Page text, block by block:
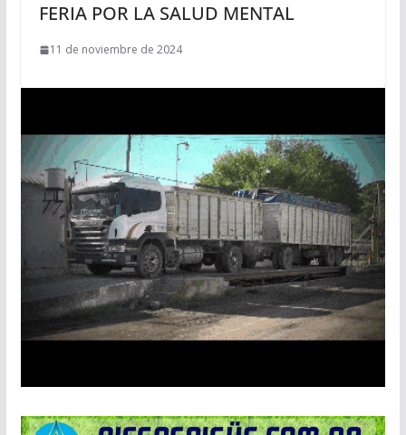
FERIA POR LA SALUD MENTAL
11 de noviembre de 2024